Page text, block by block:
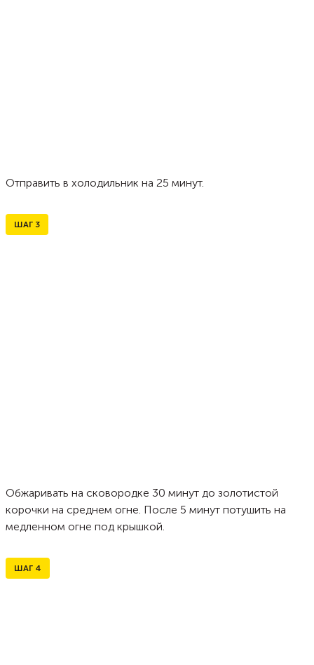
Отправить в холодильник на 25 минут.
ШАГ 3
Обжаривать на сковородке 30 минут до золотистой
корочки на среднем огне. После 5 минут потушить на
медленном огне под крышкой.
ШАГ 4